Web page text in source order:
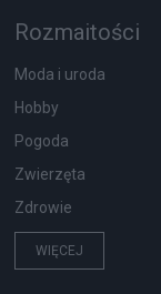
Rozmaitości
Moda i uroda
Hobby
Pogoda
Zwierzęta
Zdrowie
WIĘCEJ